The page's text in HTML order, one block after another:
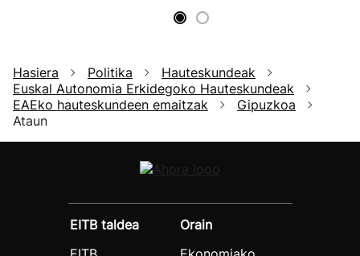
Hasiera Politika
Hauteskundeak
Euskal Autonomia Erkidegoko Hauteskundeak
EAEko hauteskundeen emaitzak
Gipuzkoa
Ataun
EITB taldea
Orain